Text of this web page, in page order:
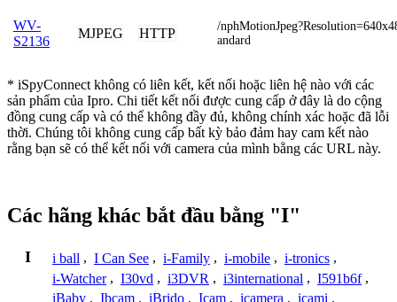
WV-
S2136
MJPEG HTTP
/
andard
* iSpyConnect không có liên kết, kết nối hoặc liên hệ nào với các
sản phẩm của Ipro. Chi tiết kết nối được cung cấp ở đây là do cộng
đồng cung cấp và có thể không đầy đủ, không chính xác hoặc đã lỗi
thời. Chúng tôi không cung cấp bất kỳ bảo đảm hay cam kết nào
rằng bạn sẽ có thể kết nối với camera của mình bằng các URL này.
Các hãng khác bắt đầu bằng "I"
I i ball , I Can See , i-Family , i-mobile , i-tronics ,
i-Watcher , I30vd , i3DVR , i3international , I591b6f ,
iBaby , Ibcam , iBrido , Icam , icamera , icami ,